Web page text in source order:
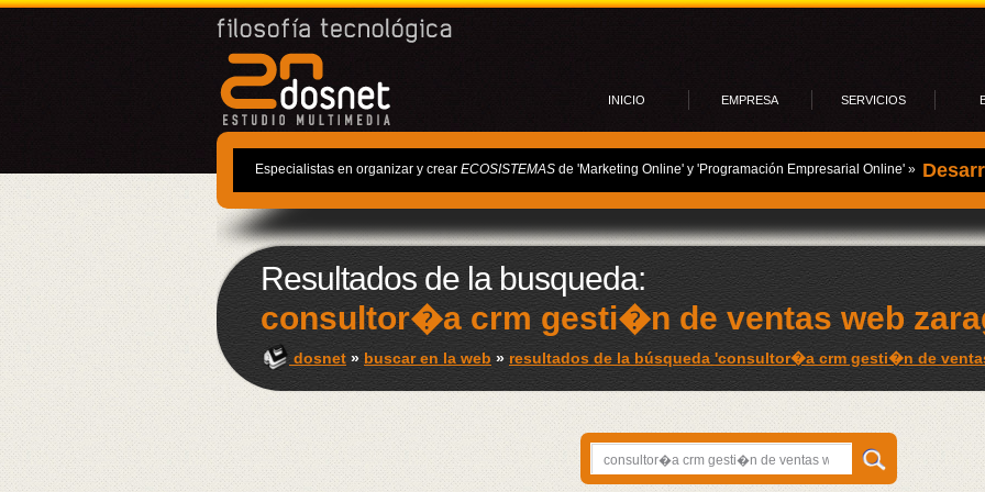
INICIO EMPRESA SERVICIOS
Especialistas en organizar y crear ECOSISTEMAS de 'Marketing Online' y 'Programación Empresarial Online' »
E-
Resultados de la busqueda:
consultor�a crm gesti�n de ventas web
dosnet » buscar en la web » resultados de la búsqueda 'consultor�a crm gesti�n de